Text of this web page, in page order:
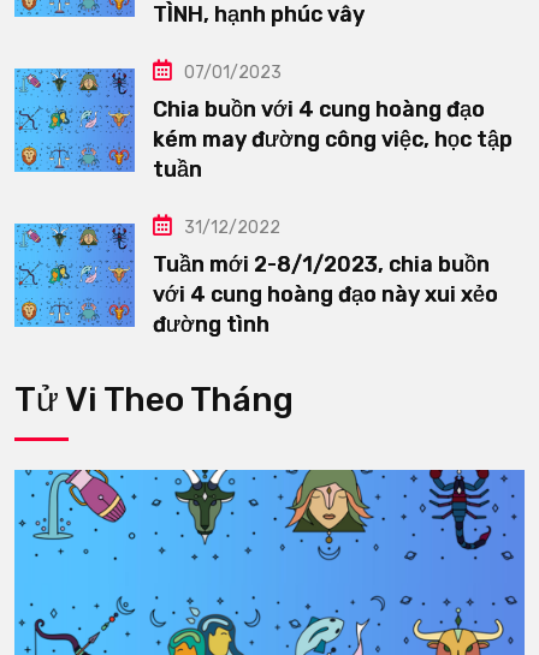
TÌNH, hạnh phúc vây
07/01/2023
Chia buồn với 4 cung hoàng đạo
kém may đường công việc, học tập
tuần
31/12/2022
Tuần mới 2-8/1/2023, chia buồn
với 4 cung hoàng đạo này xui xẻo
đường tình
Tử Vi Theo Tháng